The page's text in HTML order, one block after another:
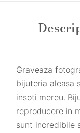
Graveaza
bijuteria aleasa
insoti mereu.
reproducere in
sunt incredibile